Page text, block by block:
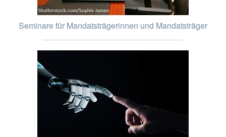
Seminare für Mandatsträgerinnen und Mandatsträger